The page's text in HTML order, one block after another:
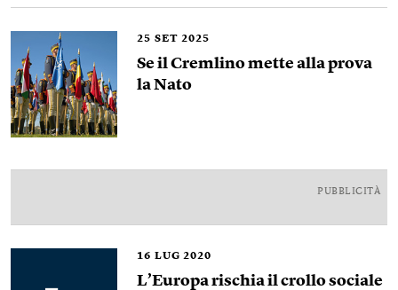
25 SET 2025
Se il Cremlino mette alla prova
la Nato
PUBBLICITÀ
16 LUG 2020
L’Europa rischia il crollo sociale